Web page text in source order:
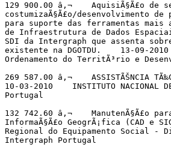
129 900.00 â‚¬    AquisiÃ§Ã£o de
costumizaÃ§Ã£o/desenvolvimento
para suporte das ferramentas
de Infraestrutura de Dados
SDI da Intergraph que assenta
existente na DGOTDU.    13-09-
Ordenamento do TerritÃ³rio e
269 587.00 â‚¬    ASSISTÃŠNCIA
10-03-2010    INSTITUTO NACIONAL
Portugal
132 742.60 â‚¬    ManutenÃ§Ã£o
InformaÃ§Ã£o GeogrÃ¡fica (CAD
Regional do Equipamento Social
Intergraph Portugal